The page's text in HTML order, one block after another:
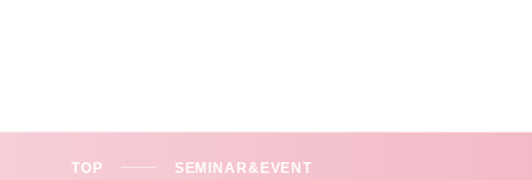
TOP SEMINAR&EVENT